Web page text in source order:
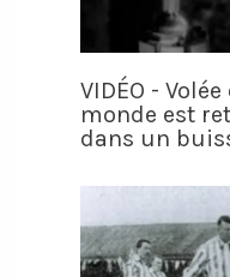
VIDÉO -
monde est
dans un